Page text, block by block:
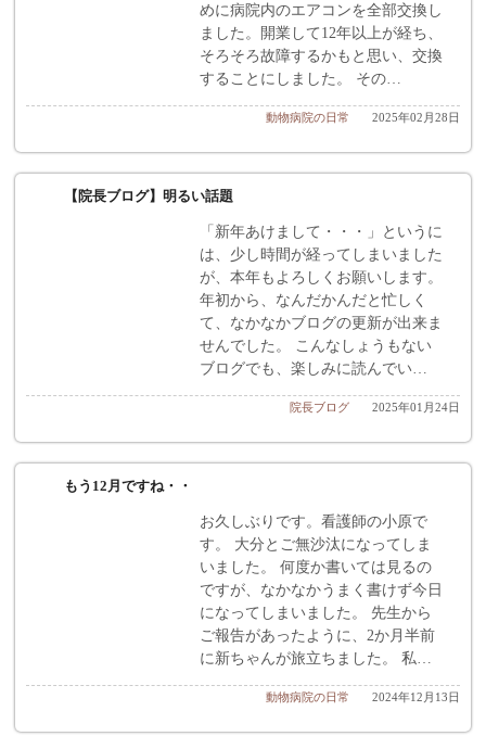
めに病院内のエアコンを全部交換し
ました。開業して12年以上が経ち、
そろそろ故障するかもと思い、交換
することにしました。 その…
2025年02月28日
動物病院の日常
【院長ブログ】明るい話題
「新年あけまして・・・」というに
は、少し時間が経ってしまいました
が、本年もよろしくお願いします。
年初から、なんだかんだと忙しく
て、なかなかブログの更新が出来ま
せんでした。 こんなしょうもない
ブログでも、楽しみに読んでい…
2025年01月24日
院長ブログ
もう12月ですね・・
お久しぶりです。看護師の小原で
す。 大分とご無沙汰になってしま
いました。 何度か書いては見るの
ですが、なかなかうまく書けず今日
になってしまいました。 先生から
ご報告があったように、2か月半前
に新ちゃんが旅立ちました。 私…
2024年12月13日
動物病院の日常